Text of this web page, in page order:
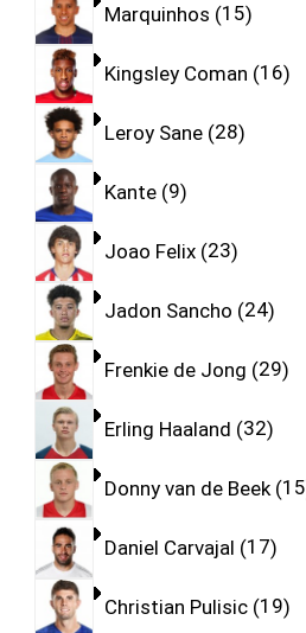
Marquinhos 15
Kingsley Coman 16
Leroy Sane 28
Kante 9
Joao Felix 23
Jadon Sancho 24
Frenkie de Jong 29
Erling Haaland 32
Donny van de Beek 15
Daniel Carvajal 17
Christian Pulisic 19